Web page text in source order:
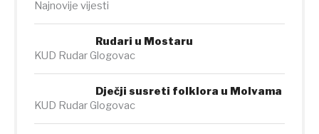
Najnovije vijesti
Rudari u Mostaru
KUD Rudar Glogovac
Dječji susreti folklora u Molvama
KUD Rudar Glogovac